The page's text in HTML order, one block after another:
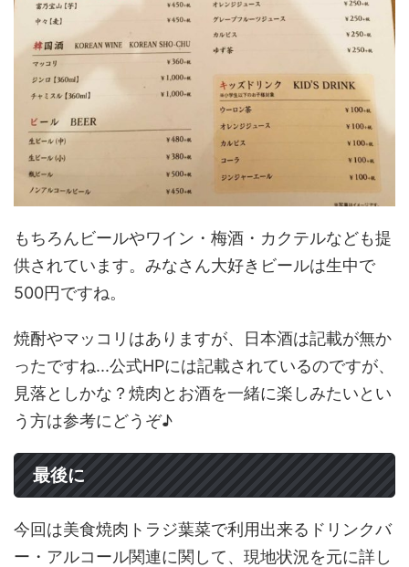
もちろんビールやワイン・梅酒・カクテルなども提
供されています。みなさん大好きビールは生中で
500円ですね。
焼酎やマッコリはありますが、日本酒は記載が無か
ったですね...公式HPには記載されているのですが、
見落としかな？焼肉とお酒を一緒に楽しみたいとい
う方は参考にどうぞ♪
最後に
今回は美食焼肉トラジ葉菜で利用出来るドリンクバ
ー・アルコール関連に関して、現地状況を元に詳し